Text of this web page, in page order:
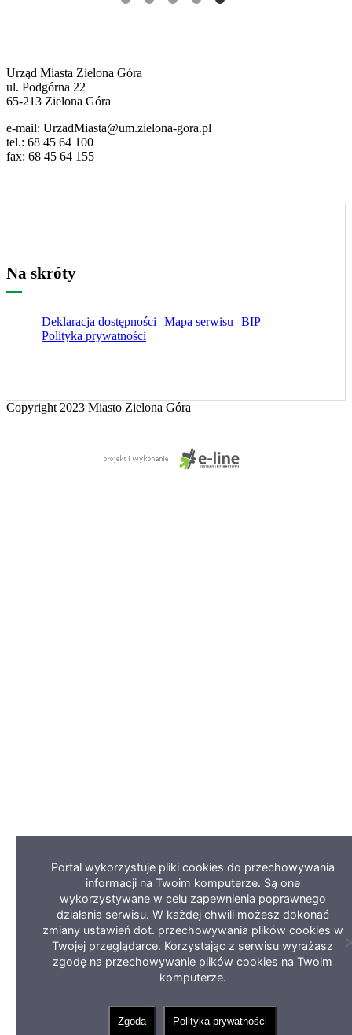
dane
Urząd Miasta Zielona Góra
ul. Podgórna 22
65-213 Zielona Góra
e-mail: UrzadMiasta@um.zielona-gora.pl
tel.: 68 45 64 100
fax: 68 45 64 155
Na skróty
Deklaracja dostępności Mapa serwisu BIP
Polityka prywatności
Copyright 2023 Miasto Zielona Góra
Portal wykorzystuje pliki cookies do przechowywania
informacji na Twoim komputerze. Są one
wykorzystywane w celu zapewnienia poprawnego
działania serwisu. W każdej chwili możesz dokonać
zmiany ustawień dot. przechowywania plików cookies w
Twojej przeglądarce. Korzystając z serwisu wyrażasz
zgodę na przechowywanie plików cookies na Twoim
komputerze.
Zgoda Polityka prywatności